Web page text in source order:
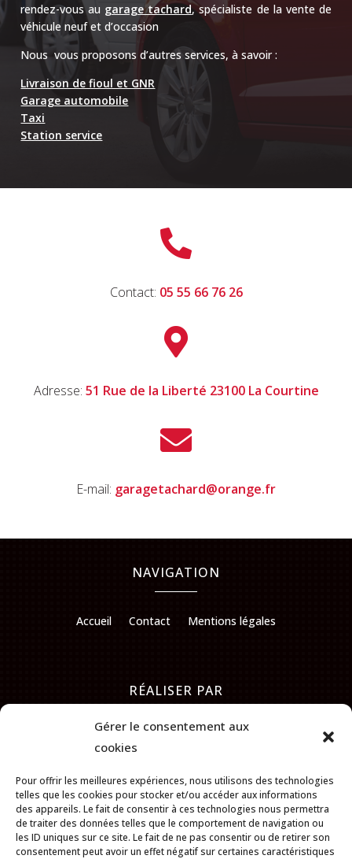
Gérer le consentement aux
cookies
Pour offrir les meilleures expériences, nous utilisons des technologies
telles que les cookies pour stocker et/ou accéder aux informations
des appareils. Le fait de consentir à ces technologies nous permettra
de traiter des données telles que le comportement de navigation ou
les ID uniques sur ce site. Le fait de ne pas consentir ou de retirer son
consentement peut avoir un effet négatif sur certaines caractéristiques
rendez-vous au garage tachard, spécialiste de la vente de
véhicule neuf et d’occasion
Nous vous proposons d’autres services, à savoir :
Livraison de fioul et GNR
Garage automobile
Taxi
Station service

Contact: 05 55 66 76 26

Adresse: 51 Rue de la Liberté 23100 La Courtine

E-mail: garagetachard@orange.fr
NAVIGATION
Accueil Contact Mentions légales
RÉALISER PAR